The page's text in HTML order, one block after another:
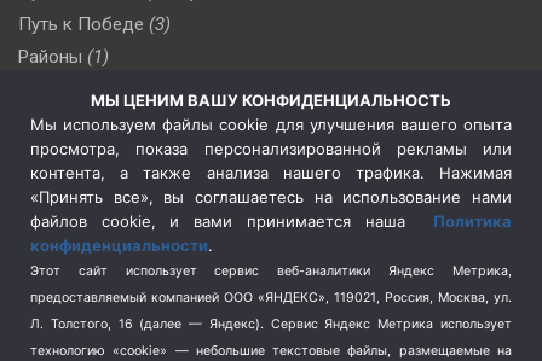
Путь к Победе (3)
Районы (1)
(510)
Сельское хозяйство (3)
Социальная политика
(3)
Спецоперация в Украине
Спецоперация на Украине
(404)
Спорт (740)
Терроризм (1)
Транспорт (262)
МЫ ЦЕНИМ ВАШУ КОНФИДЕНЦИАЛЬНОСТЬ
Мы используем файлы cookie для улучшения вашего опыта
просмотра, показа персонализированной рекламы или
контента, а также анализа нашего трафика. Нажимая
«Принять все», вы соглашаетесь на использование нами
файлов cookie, и вами принимается наша Политика
конфиденциальности.
Этот сайт использует сервис веб-аналитики Яндекс Метрика,
предоставляемый компанией ООО «ЯНДЕКС», 119021, Россия, Москва, ул.
Л. Толстого, 16 (далее — Яндекс). Сервис Яндекс Метрика использует
технологию «cookie» — небольшие текстовые файлы, размещаемые на